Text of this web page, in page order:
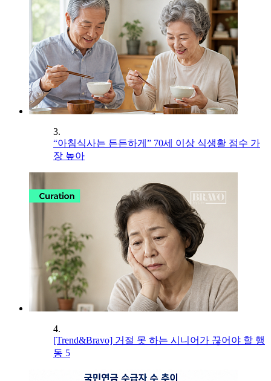
3.
“아침식사는 든든하게” 70세 이상 식생활 점수 가
장 높아
4.
[Trend&Bravo] 거절 못 하는 시니어가 끊어야 할 행
동 5